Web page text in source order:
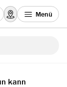
Menü
kann